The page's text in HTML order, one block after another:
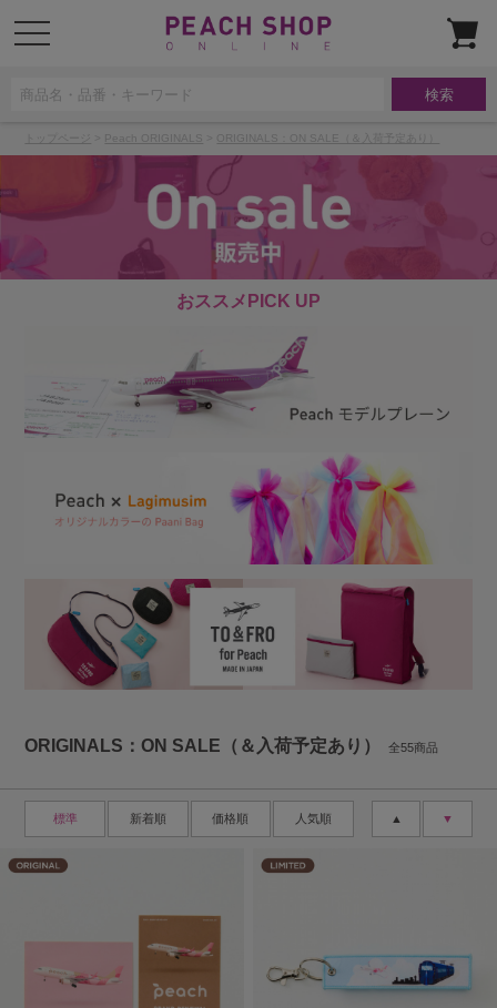
t
o
i
a
t
i
Peach ORIGINALS ORIGINALS：ON SALE（＆入荷予定あり）
おススメPICK UP
ORIGINALS：ON SALE（＆入荷予定あり） 全55商品
標準 新着順 価格順 人気順 ▼
▲